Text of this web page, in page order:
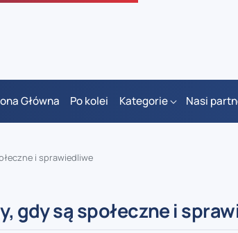
Główna Po kolei Kategorie Nasi
i sprawiedliwe
gdy są społeczne i